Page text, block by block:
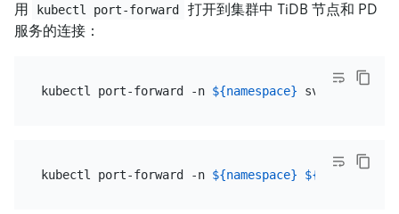
用
kubectl port-forward
打开到集群中 TiDB 节点和 PD
服务的连接：
kubectl port-forward -n ${namespace} svc/
kubectl port-forward -n ${namespace} ${pod_name}